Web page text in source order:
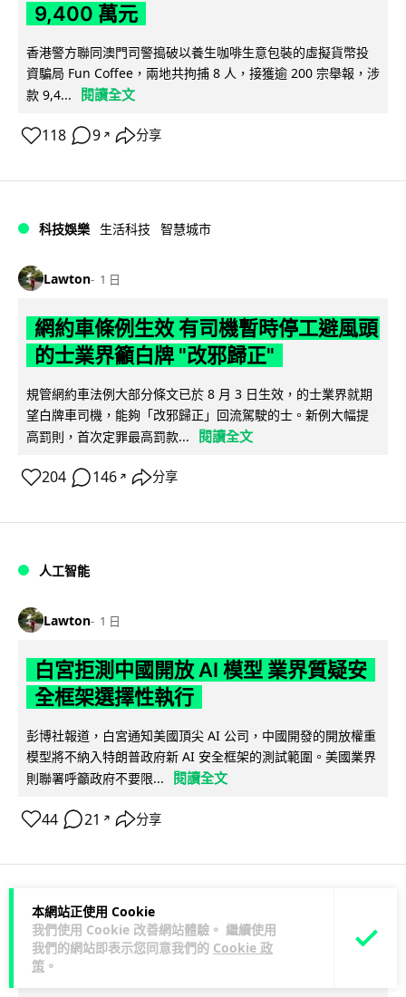
本網站正使用 Cookie
我們使用 Cookie 改善網站體驗。 繼續使用
我們的網站即表示您同意我們的 Cookie 政
策 。
9,400 萬元
香港警方聯同澳門司警搗破以養生咖啡生意包裝的虛擬貨幣投
資騙局 Fun Coffee，兩地共拘捕 8 人，接獲逾 200 宗舉報，涉
款 9,4...
閱讀全文
118 9 ↗ 分享
科技娛樂 生活科技 智慧城市
Lawton 1 日
網約車條例生效 有司機暫時停工避風頭
的士業界籲白牌 "改邪歸正"
規管網約車法例大部分條文已於 8 月 3 日生效，的士業界就期
望白牌車司機，能夠「改邪歸正」回流駕駛的士。新例大幅提
高罰則，首次定罪最高罰款...
閱讀全文
204 146 ↗ 分享
人工智能
Lawton 1 日
白宮拒測中國開放 AI 模型 業界質疑安
全框架選擇性執行
彭博社報道，白宮通知美國頂尖 AI 公司，中國開發的開放權重
模型將不納入特朗普政府新 AI 安全框架的測試範圍。美國業界
則聯署呼籲政府不要限...
閱讀全文
44 21 ↗ 分享
人工智能
Vin